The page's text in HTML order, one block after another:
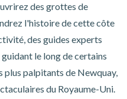
des grottes de
l'histoire de cette côte
des guides experts
le long de certains
plus palpitants de Newquay,
du Royaume-Uni.